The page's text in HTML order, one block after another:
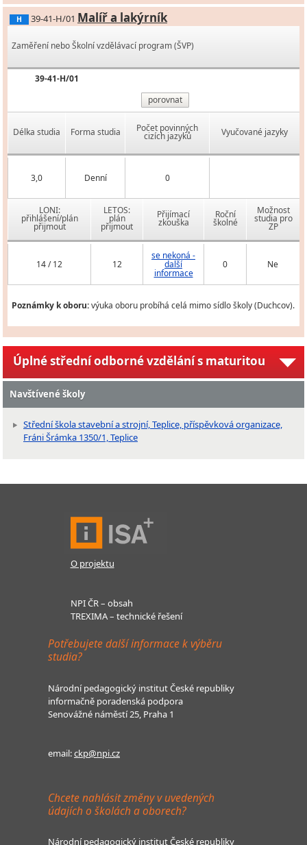
H 39-41-H/01 Malíř a lakýrník
Zaměření nebo Školní vzdělávací program (ŠVP)
39-41-H/01
porovnat
Délka studia Forma studia Počet povinných
cizích jazyků Vyučované jazyky
3,0 Denní 0
LONI:
přihlášení/plán
přijmout
LETOS:
plán
přijmout
Přijímací
zkouška
Roční
školné
Možnost
studia pro
ZP
14 / 12 12
se nekoná -
další
informace
0 Ne
Poznámky k oboru:výuka oboru probíhá celá mimo sídlo školy (Duchcov).
Úplné střední odborné vzdělání s maturitou
Navštívené školy
Střední škola stavební a strojní, Teplice, příspěvková organizace,
Fráni Šrámka 1350/1, Teplice
O projektu
NPI ČR – obsah
TREXIMA – technické řešení
Potřebujete další informace k výběru
studia?
Národní pedagogický institut České republiky
informačně poradenská podpora
Senovážné náměstí 25, Praha 1
email:ckp@npi.cz
Chcete nahlásit změny v uvedených
údajích o školách a oborech?
Národní pedagogický institut České republiky